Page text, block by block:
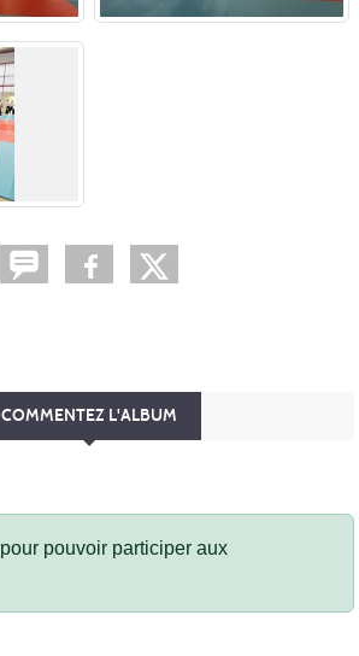
COMMENTEZ L'ALBUM
pour pouvoir participer aux